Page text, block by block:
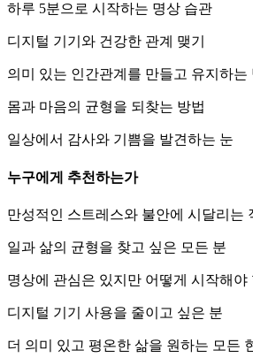
하루 5분으로 시작하는 명상 습관
디지털 기기와 건강한 관계 맺기
의미 있는 인간관계를 만들고 유지하는
몸과 마음의 균형을 되찾는 방법
일상에서 감사와 기쁨을 발견하는 눈
누구에게 추천하는가
만성적인 스트레스와 불안에 시달리는
일과 삶의 균형을 찾고 싶은 모든 분
명상에 관심은 있지만 어떻게 시작해야
디지털 기기 사용을 줄이고 싶은 분
더 의미 있고 평온한 삶을 원하는 모든